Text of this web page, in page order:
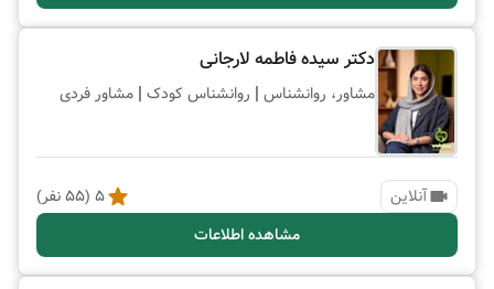
دکتر سیده فاطمه لارجانی
مشاور، روانشناس | روانشناس کودک | مشاور فردی
آنلاین 5
(
55نفر)
مشاهده اطلاعات